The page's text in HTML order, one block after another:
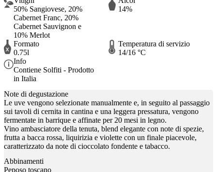
50% Sangiovese, 20%
Cabernet Franc, 20%
Cabernet Sauvignon e
10% Merlot
14%
Formato
0.75l
Temperatura di servizio
14/16 °C
Info
Contiene Solfiti - Prodotto
in Italia
Note di degustazione
Le uve vengono selezionate manualmente e, in seguito al passaggio
sui tavoli di cernita in cantina e una leggera pressatura, vengono
fermentate in barrique e affinate per 20 mesi in legno.
Vino ambasciatore della tenuta, blend elegante con note di spezie,
frutta a bacca rossa, liquirizia e violette con un finale piacevole,
caratterizzato da note di cioccolato fondente e tabacco.
Abbinamenti
Peposo toscano